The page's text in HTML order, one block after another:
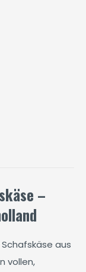
–
aus
vollen,